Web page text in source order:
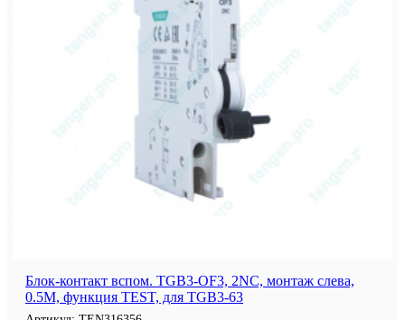
Блок-контакт вспом. TGB3-OF3, 2NC, монтаж слева,
0.5M, функция TEST, для TGB3-63